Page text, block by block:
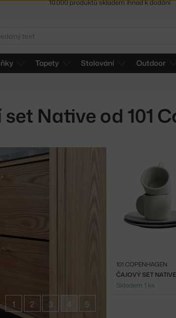
Tapety Stolování Outdoor
Native od 101
1 2 3 4 5
ČAJOVÝ SET
101 COPENHAGEN
Skladem 1 ks